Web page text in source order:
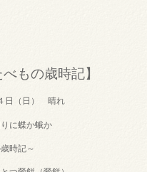
もの歳時記】
日（日） 晴れ
に蝶か蛾か
時記～